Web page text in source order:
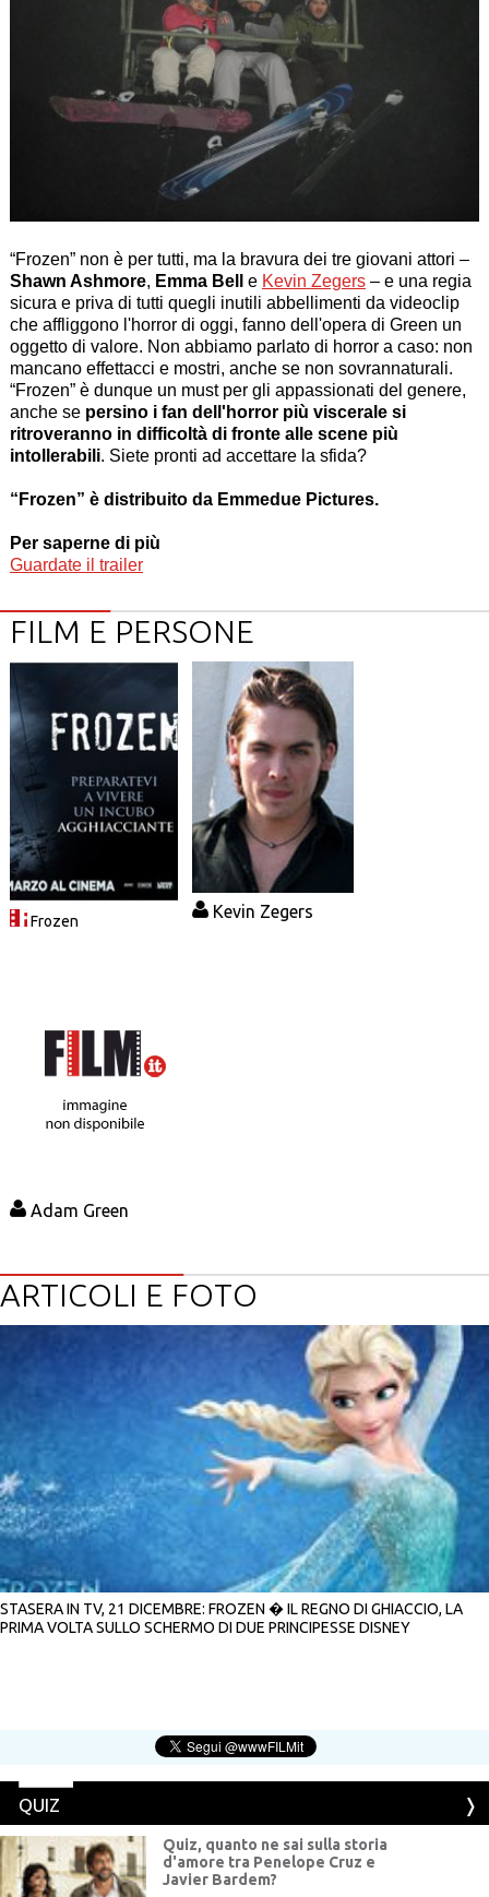
“Frozen” non è per tutti, ma la bravura dei tre giovani attori –
Shawn Ashmore, Emma Bell e Kevin Zegers– e una regia
sicura e priva di tutti quegli inutili abbellimenti da videoclip
che affliggono l'horror di oggi, fanno dell'opera di Green un
oggetto di valore. Non abbiamo parlato di horror a caso: non
mancano effettacci e mostri, anche se non sovrannaturali.
“Frozen” è dunque un must per gli appassionati del genere,
anche se persino i fan dell'horror più viscerale si
ritroveranno in difficoltà di fronte alle scene più
intollerabili. Siete pronti ad accettare la sfida?
“Frozen” è distribuito da Emmedue Pictures.
Per saperne di più
Guardate il trailer
FILM E PERSONE
Frozen
Kevin Zegers
Adam Green
ARTICOLI E FOTO
STASERA IN TV, 21 DICEMBRE: FROZEN � IL REGNO DI GHIACCIO, LA
PRIMA VOLTA SULLO SCHERMO DI DUE PRINCIPESSE DISNEY
QUIZ
Quiz, quanto ne sai sulla storia
d'amore tra Penelope Cruz e
Javier Bardem?